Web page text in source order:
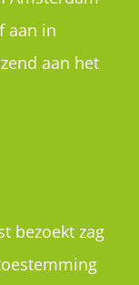
aan in
aan het
bezoekt zag